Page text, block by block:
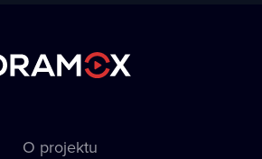
O projektu